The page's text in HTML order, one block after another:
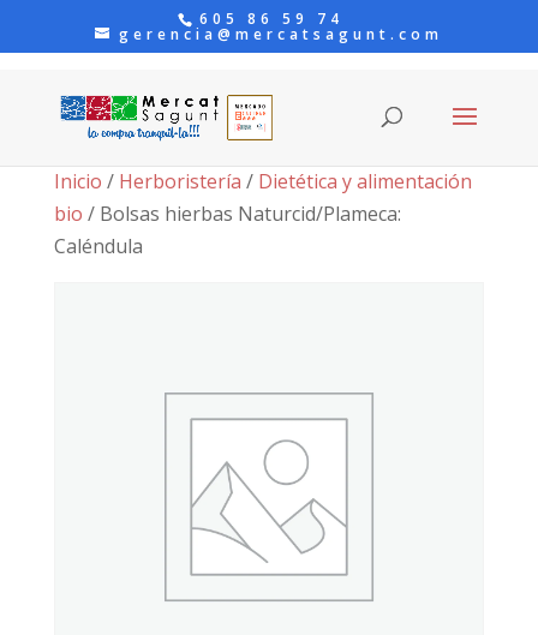
605 86 59 74
gerencia@mercatsagunt.com
Inicio / Herboristería / Dietética y alimentación
bio / Bolsas hierbas Naturcid/Plameca:
Caléndula